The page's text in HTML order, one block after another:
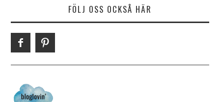
FÖLJ OSS OCKSÅ HÄR